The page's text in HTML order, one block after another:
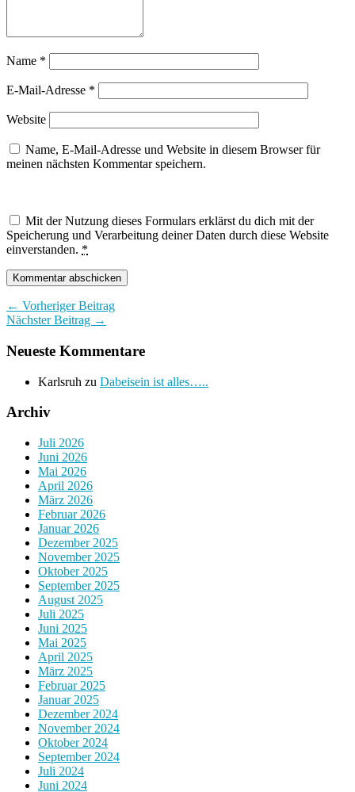
Name *
E-Mail-Adresse *
Website
Name, E-Mail-Adresse und Website in diesem Browser für
meinen nächsten Kommentar speichern.
Mit der Nutzung dieses Formulars erklärst du dich mit der
Speicherung und Verarbeitung deiner Daten durch diese Website
einverstanden. *
← Vorheriger Beitrag
Nächster Beitrag →
Neueste Kommentare
Karlsruh zu Dabeisein ist alles…..
Archiv
Juli 2026
Juni 2026
Mai 2026
April 2026
März 2026
Februar 2026
Januar 2026
Dezember 2025
November 2025
Oktober 2025
September 2025
August 2025
Juli 2025
Juni 2025
Mai 2025
April 2025
März 2025
Februar 2025
Januar 2025
Dezember 2024
November 2024
Oktober 2024
September 2024
Juli 2024
Juni 2024